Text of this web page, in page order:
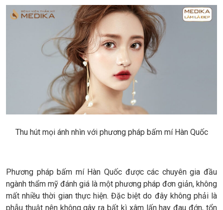
Thu hút mọi ánh nhìn với phương pháp bấm mí Hàn Quốc
Phương pháp bấm mí Hàn Quốc được các chuyên gia đầu
ngành thẩm mỹ đánh giá là một phương pháp đơn giản, không
mất nhiều thời gian thực hiện. Đặc biệt do đây không phải là
phẫu thuật nên không gây ra bất kì xâm lấn hay đau đớn, tổn